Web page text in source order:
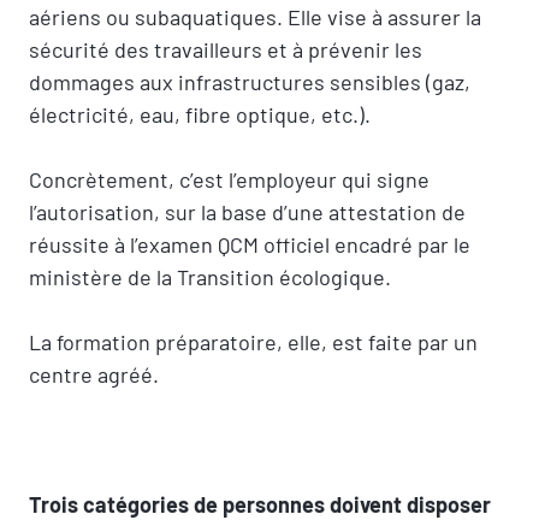
aériens ou subaquatiques. Elle vise à assurer la
sécurité des travailleurs et à prévenir les
dommages aux infrastructures sensibles (gaz,
électricité, eau, fibre optique, etc.).
Concrètement, c’est l’employeur qui signe
l’autorisation, sur la base d’une attestation de
réussite à l’examen QCM officiel encadré par le
ministère de la Transition écologique.
La formation préparatoire, elle, est faite par un
centre agréé.
Trois catégories de personnes doivent disposer